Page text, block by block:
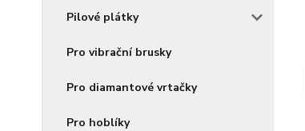
Pilové plátky
Pro vibrační brusky
Pro diamantové vrtačky
Pro hoblíky